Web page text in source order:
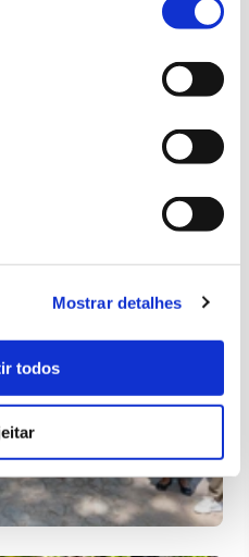
Mostrar detalhes
todos